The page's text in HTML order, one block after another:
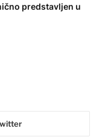
predstavljen u